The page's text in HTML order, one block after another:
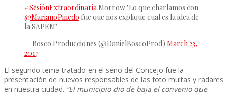
#SesiónExtraordinaria Morrow "Lo que charlamos con
@MarianoPinedo fue que nos explique cual es la idea de
la SAPEM"
— Bosco Producciones (@DanielBoscoProd) March 23,
2017
El segundo tema tratado en el seno del Concejo fue la
presentación de nuevos responsables de las foto multas y radares
en nuestra ciudad. “El municipio dio de baja el convenio que